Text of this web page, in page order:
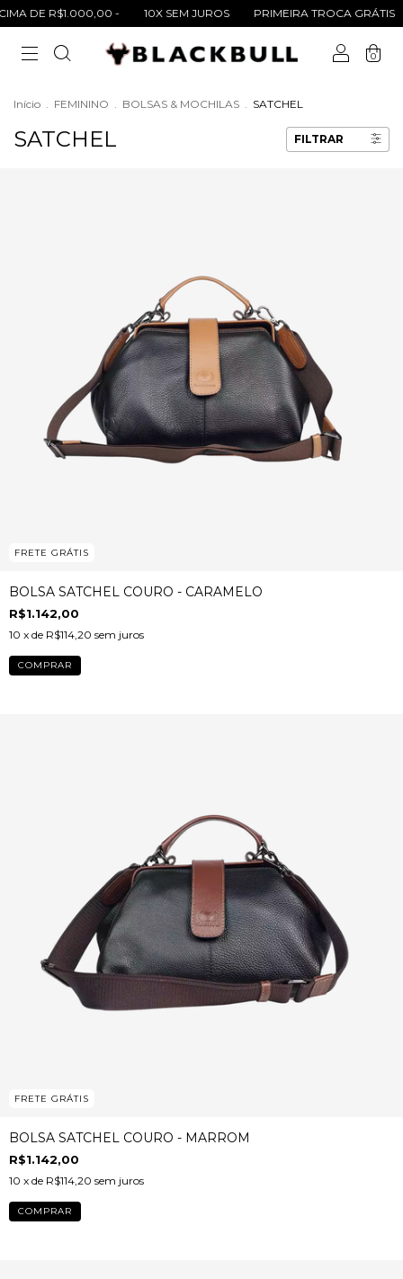
DE R$1.000,00 - 10X SEM JUROS PRIMEIRA TROCA GRÁTIS
0
Início . FEMININO . BOLSAS & MOCHILAS . SATCHEL
SATCHEL FILTRAR
FRETE GRÁTIS
BOLSA SATCHEL COURO - CARAMELO
R$1.142,00
10 x de R$114,20 sem juros
FRETE GRÁTIS
BOLSA SATCHEL COURO - MARROM
R$1.142,00
10 x de R$114,20 sem juros